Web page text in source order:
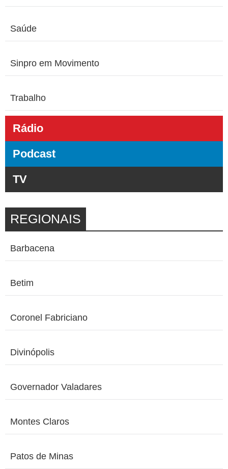
Saúde
Sinpro em Movimento
Trabalho
Rádio
Podcast
TV
REGIONAIS
Barbacena
Betim
Coronel Fabriciano
Divinópolis
Governador Valadares
Montes Claros
Patos de Minas